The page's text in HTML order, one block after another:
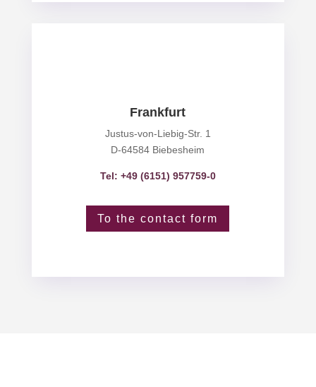
Frankfurt
Justus-von-Liebig-Str. 1
D-64584 Biebesheim
Tel: +49 (6151) 957759-0
To the contact form